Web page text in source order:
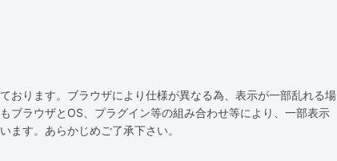
おります。ブラウザにより仕様が異なる為、表示が一部乱れる場
ブラウザとOS、プラグイン等の組み合わせ等により、一部表示
ます。あらかじめご了承下さい。